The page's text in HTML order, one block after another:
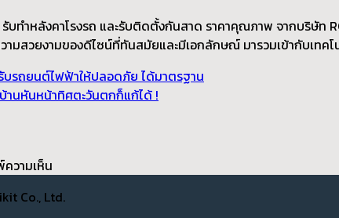
บทำหลังคาโรงรถ และรับติดตั้งกันสาด ราคาคุณภาพ จากบริษัท
ามสวยงามของดีไซน์ที่ทันสมัยและมีเอกลักษณ์ มารวมเข้ากับเท
รถยนต์ไฟฟ้าให้ปลอดภัย ได้มาตรฐาน
นหันหน้าทิศตะวันตกก็แก้ได้ !
วามเห็น
Co., Ltd.